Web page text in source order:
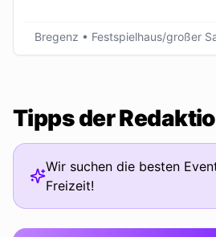
Bregenz • Festspielhaus/großer
Tipps der
Wir suchen die besten
Freizeit!